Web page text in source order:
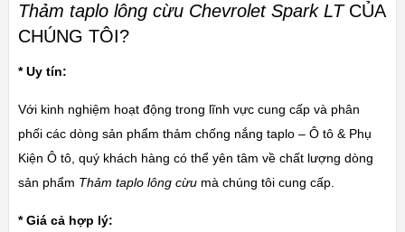
Thảm taplo lông cừu Chevrolet Spark LTCỦA
CHÚNG TÔI?
* Uy tín:
Với kinh nghiệm hoạt động trong lĩnh vực cung cấp và phân
phối các dòng sản phẩm thảm chống nắng taplo – Ô tô & Phụ
Kiện Ô tô, quý khách hàng có thể yên tâm về chất lượng dòng
sản phẩm Thảm taplo lông cừumà chúng tôi cung cấp.
* Giá cả hợp lý: